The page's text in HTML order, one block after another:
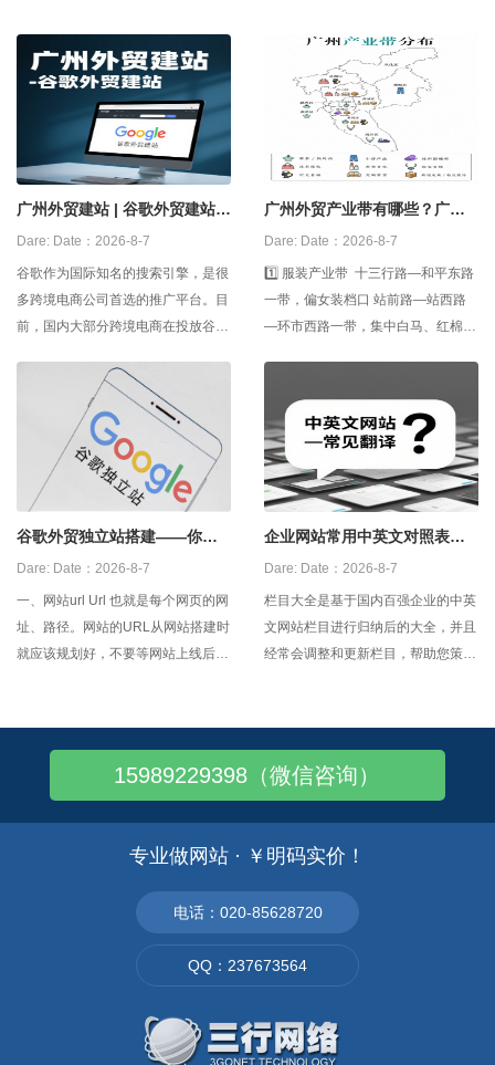
广州外贸建站 | 谷歌外贸建站怎
么做？
Dare: Date：2026-8-7
谷歌作为国际知名的搜索引擎，是很
多跨境电商公司首选的推广平台。目
前，国内大部分跨境电商在投放谷歌
用以日后的产品推广和品牌宣传。那
么，谷歌外贸建站怎么做？ 1，自建
外贸网站 企业可以搭建开发团队去
自建网站，但是缺点是开发周期比较
长，
广州外贸产业带有哪些？广州
外贸源头工厂
Dare: Date：2026-8-7
1️⃣ 服装产业带 十三行路—和平东路
一带，偏女装档口 站前路—站西路
—环市西路一带，集中白马、红棉、
播货盘 2️⃣ 牛仔
谷歌外贸独立站搭建——你建
对了吗？？
Dare: Date：2026-8-7
一、网站url Url 也就是每个网页的网
址、路径。网站的URL从网站搭建时
就应该规划好，不要等网站上线后再
要尽量静态化，或者伪静态，尽量简
短好记，有明确意义，并加入该页面
相关的英文关键词，不要有特殊符
企业网站常用中英文对照表，
中英文网站建设翻译
Dare: Date：2026-8-7
栏目大全是基于国内百强企业的中英
文网站栏目进行归纳后的大全，并且
经常会调整和更新栏目，帮助您策划
Company Presentation 企业介绍－
－－Ab
15989229398（微信咨询）
专业做网站 · ￥明码实价！
电话：020-85628720
QQ：237673564